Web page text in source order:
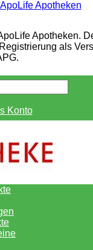
Apotheken
Apotheken.
als
Konto